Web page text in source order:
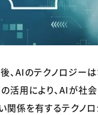
、AIのテクノロジー
活用により、AIが社
係を有するテクノ